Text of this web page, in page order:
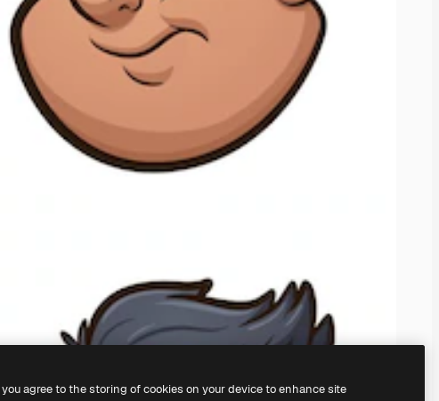
agree to the storing of cookies on your device to enhance site